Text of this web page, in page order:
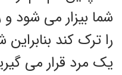
شما بیزار می شود
را ترک کند بنابراین
یک مرد قرار می